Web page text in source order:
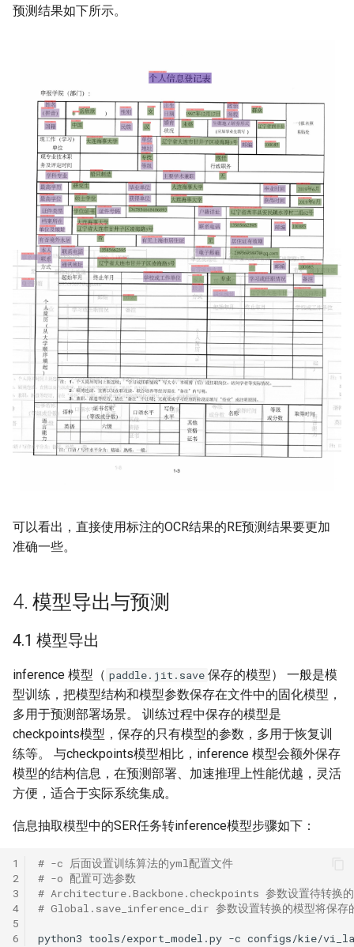
预测结果如下所示。
可以看出，直接使用标注的OCR结果的RE预测结果要更加
准确一些。
4. 模型导出与预测
4.1 模型导出
inference 模型（ paddle.jit.save 保存的模型） 一般是模
型训练，把模型结构和模型参数保存在文件中的固化模型，
多用于预测部署场景。 训练过程中保存的模型是
checkpoints模型，保存的只有模型的参数，多用于恢复训
练等。 与checkpoints模型相比，inference 模型会额外保存
模型的结构信息，在预测部署、加速推理上性能优越，灵活
方便，适合于实际系统集成。
信息抽取模型中的SER任务转inference模型步骤如下：
1
2
3
4
5
6
# -c 后面设置训练算法的yml配置文件
# -o 配置可选参数
# Architecture.Backbone.checkpoints 参数设置待转换的
# Global.save_inference_dir 参数设置转换的模型将保存
python3 tools/export_model.py -c configs/kie/